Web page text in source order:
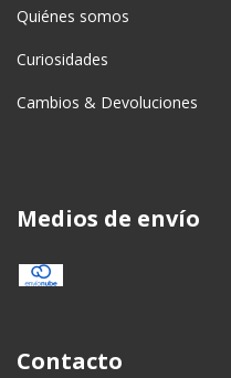
Quiénes somos
Curiosidades
Cambios & Devoluciones
Medios de envío
Contacto